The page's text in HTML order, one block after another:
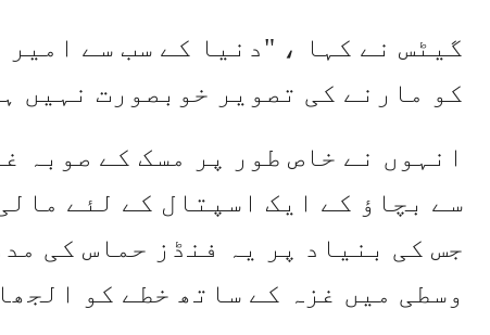
گیٹس نے کہا ، "دنیا کے سب سے
کو مارنے کی تصویر خوبصورت نہیں
انہوں نے خاص طور پر مسک کے صوبہ
سے بچاؤ کے ایک اسپتال کے لئے
جس کی بنیاد پر یہ فنڈز حماس کی
وسطی میں غزہ کے ساتھ خطے کو